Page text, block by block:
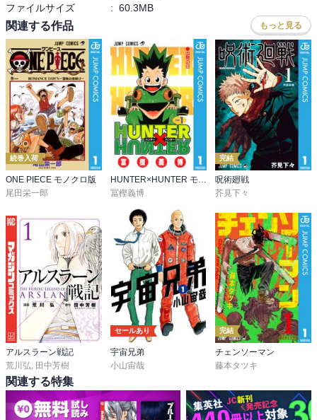
ファイルサイズ
: 60.3MB
関連する作品 もっと見る
続巻入荷
ONE PIECE モノクロ版
尾田栄一郎
冨樫義博
完結
呪術廻戦
芥見下々
アルスラーン戦記
荒川弘, 田中芳樹
セールあり
宇宙兄弟
小山宙哉
完結
チェンソーマン
藤本タツキ
関連する特集